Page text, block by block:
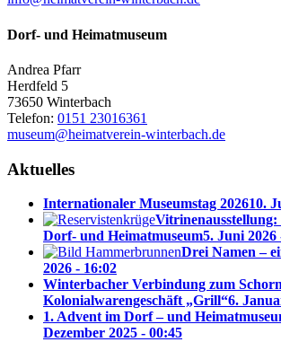
Dorf- und Heimatmuseum
Andrea Pfarr
Herdfeld 5
73650 Winterbach
Telefon: 0151 23016361
museum@heimatverein-winterbach.de
Aktuelles
Internationaler Museumstag 202610.
Dorf- und Heimatmuseum5. Juni 2026
Drei Namen –
2026 - 16:02
Winterbacher Verbindung zum
Kolonialwarengeschäft „Grill“6.
1. Advent im Dorf – und
Dezember 2025 - 00:45